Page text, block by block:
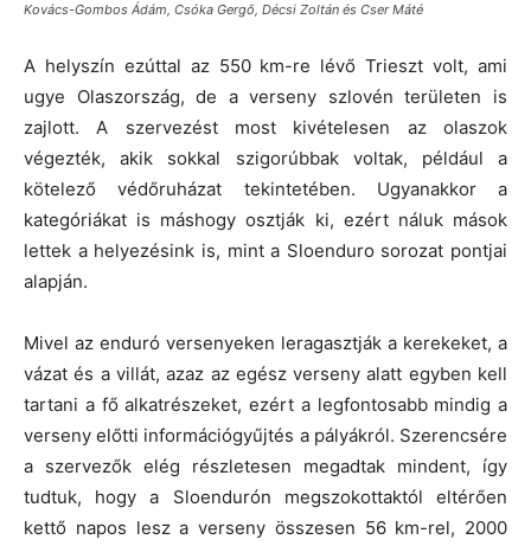
Kovács-Gombos Ádám, Csóka Gergő, Décsi Zoltán és Cser Máté
A helyszín ezúttal az 550 km-re lévő Trieszt volt, ami
ugye Olaszország, de a verseny szlovén területen is
zajlott. A szervezést most kivételesen az olaszok
végezték, akik sokkal szigorúbbak voltak, például a
kötelező védőruházat tekintetében. Ugyanakkor a
kategóriákat is máshogy osztják ki, ezért náluk mások
lettek a helyezésink is, mint a Sloenduro sorozat pontjai
alapján.
Mivel az enduró versenyeken leragasztják a kerekeket, a
vázat és a villát, azaz az egész verseny alatt egyben kell
tartani a fő alkatrészeket, ezért a legfontosabb mindig a
verseny előtti információgyűjtés a pályákról. Szerencsére
a szervezők elég részletesen megadtak mindent, így
tudtuk, hogy a Sloendurón megszokottaktól eltérően
kettő napos lesz a verseny összesen 56 km-rel, 2000